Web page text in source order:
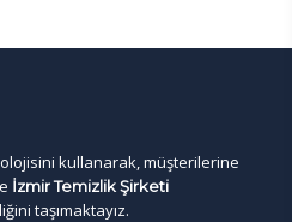
kullanarak, müşterilerine
İzmir Temizlik Şirketi
taşımaktayız.